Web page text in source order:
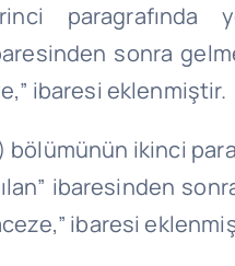
paragrafında
sonra
ibaresi eklenmiştir.
bölümünün ikinci
ibaresinden
ibaresi